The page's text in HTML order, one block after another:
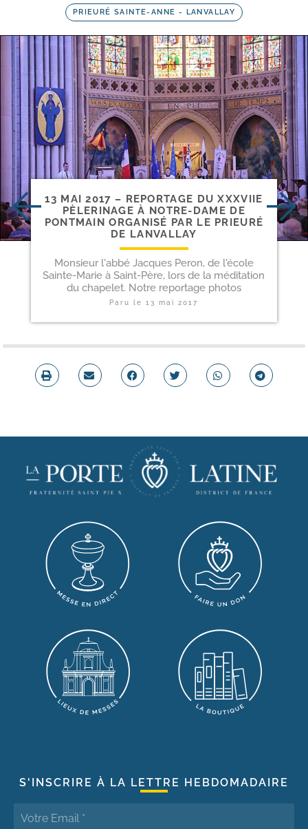
PRIEURÉ SAINTE-ANNE - LANVALLAY
13 MAI 2017 – REPORTAGE DU XXXVIIE
PÈLERINAGE À NOTRE-​DAME DE
PONTMAIN ORGANISÉ PAR LE PRIEURÉ
DE LANVALLAY
Monsieur l'abbé Jacques Peron, de l'école
Sainte-Marie à Saint-Père, lors de la méditation
du chapelet. Notre reportage photos
Paru le13 mai 2017
S'INSCRIRE À LA LETTRE HEBDOMADAIRE